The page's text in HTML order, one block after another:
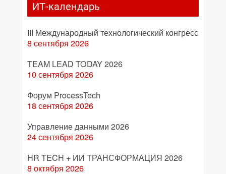
ИТ-календарь
III Международный технологический конгресс
8 сентября 2026
TEAM LEAD TODAY 2026
10 сентября 2026
Форум ProcessTech
18 сентября 2026
Управление данными 2026
24 сентября 2026
HR TECH + ИИ ТРАНСФОРМАЦИЯ 2026
8 октября 2026